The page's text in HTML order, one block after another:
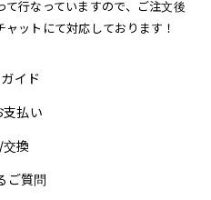
行なっていますので、ご注文後
ットにて対応しております！
イド
支払い
換
ご質問